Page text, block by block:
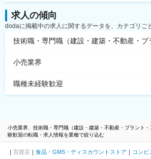
求人の傾向
dodaに掲載中の求人に関するデータを、カテゴリご
技術職・専門職（建設・建築・不動産・プ
小売業界
職種未経験歓迎
小売業界、技術職・専門職（建設・建築・不動産・プラント
験歓迎の転職・求人情報を業種で絞り込む
百貨店 食品・GMS・ディスカウントストア
コンビ